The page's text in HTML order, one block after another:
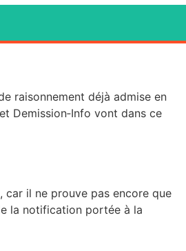
raisonnement déjà admise en
et Demission‑Info vont dans ce
, car il ne prouve pas encore que
la notification portée à la